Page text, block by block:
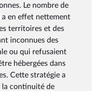
Le nombre de
a en effet nettement
territoires et des
inconnues des
ou qui refusaient
hébergées dans
Cette stratégie a
la continuité de